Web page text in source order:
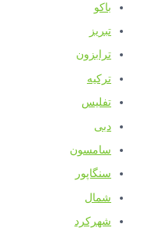
باکو
تبریز
ترابزون
ترکیه
تفلیس
دبی
سامسون
سنگاپور
شمال
شهرکرد